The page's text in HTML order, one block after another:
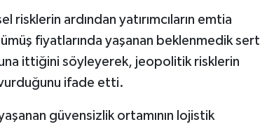
ardından yatırımcıların emtia
fiyatlarında yaşanan beklenmedik sert
ittiğini söyleyerek, jeopolitik risklerin
ifade etti.
güvensizlik ortamının lojistik